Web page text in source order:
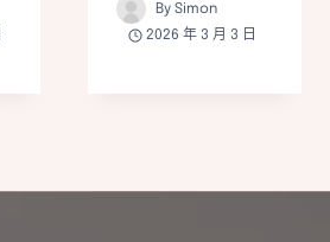
By Simon
2026 年 3 月 3 日